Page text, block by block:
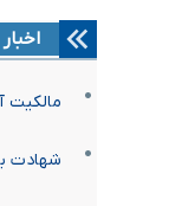
مالکیت
شهادت بیش از ۱۵ کارگر شهرک